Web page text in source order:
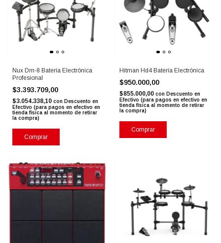
Nux Dm-8 Batería Electrónica
Profesional
$3.393.709,00
$3.054.338,10 con Descuento en
Efectivo (para pagos en efectivo en
tienda física al momento de retirar
la compra)
Comprar
Hitman Hd4 Batería Electrónica
$950.000,00
$855.000,00 con Descuento en
Efectivo (para pagos en efectivo en
tienda física al momento de retirar
la compra)